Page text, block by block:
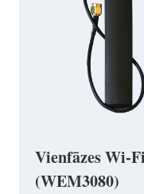
Vienfāzes Wi-
(WEM3080)